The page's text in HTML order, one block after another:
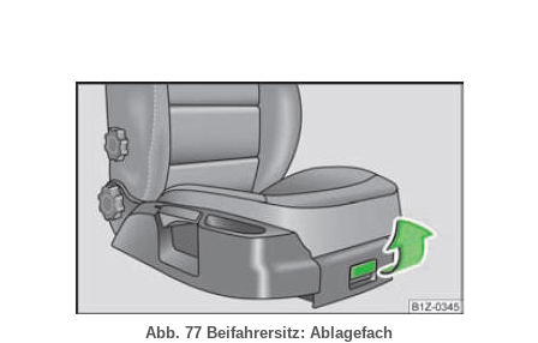
Abb. 77 Beifahrersitz: Ablagefach